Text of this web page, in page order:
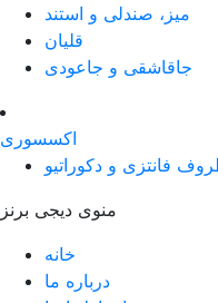
میز، صندلی و استند
قلیان
جاقاشقی و جاعودی
اکسسوری
فانتزی و دکوراتیو
منوی دیجی برنز
خانه
درباره ما